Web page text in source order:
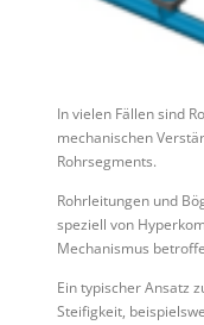
In vielen Fällen sind
mechanischen
Rohrsegments.
Rohrleitungen und
speziell von
Mechanismus
Ein typischer Ansatz
Steifigkeit,